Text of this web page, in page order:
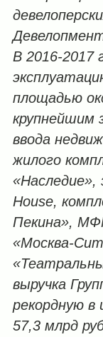
В 2016-2017
площадью
крупнейшим
ввода
жилого
House,
Пекина»,
«Москва-
выручка
рекордную в
57,3 млрд